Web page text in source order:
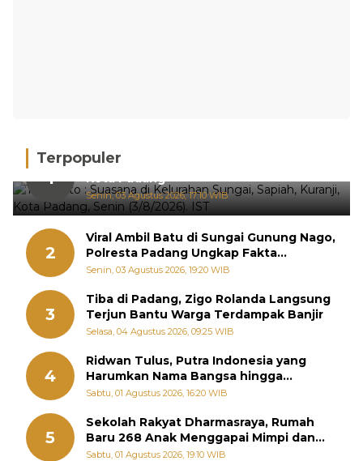
Terpopuler
1
Hujan Deras, 15 Titik Banjir Terdeteksi di
Kota Padang
Senin, 03 Agustus 2026, 17:10 WIB
2
Viral Ambil Batu di Sungai Gunung Nago,
Polresta Padang Ungkap Fakta
Sebenarnya
Senin, 03 Agustus 2026, 19:20 WIB
3
Tiba di Padang, Zigo Rolanda Langsung
Terjun Bantu Warga Terdampak Banjir
Selasa, 04 Agustus 2026, 09:25 WIB
4
Ridwan Tulus, Putra Indonesia yang
Harumkan Nama Bangsa hingga
Diabadikan dalam Buku Jepang
Sabtu, 01 Agustus 2026, 16:20 WIB
5
Sekolah Rakyat Dharmasraya, Rumah
Baru 268 Anak Menggapai Mimpi dan
Memutus Rantai Kemiskinan
Sabtu, 01 Agustus 2026, 19:10 WIB